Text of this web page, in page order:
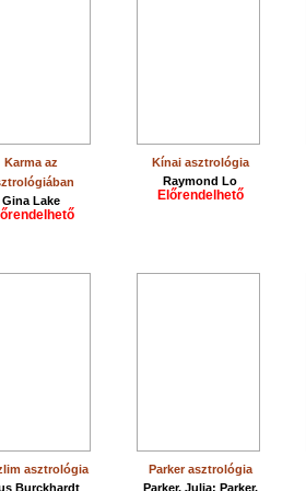
Karma az
Gina Lake
Kínai asztrológia
Raymond Lo
Előrendelhető
asztrológia
Burckhardt
Parker asztrológia
Parker, Julia; Parker,